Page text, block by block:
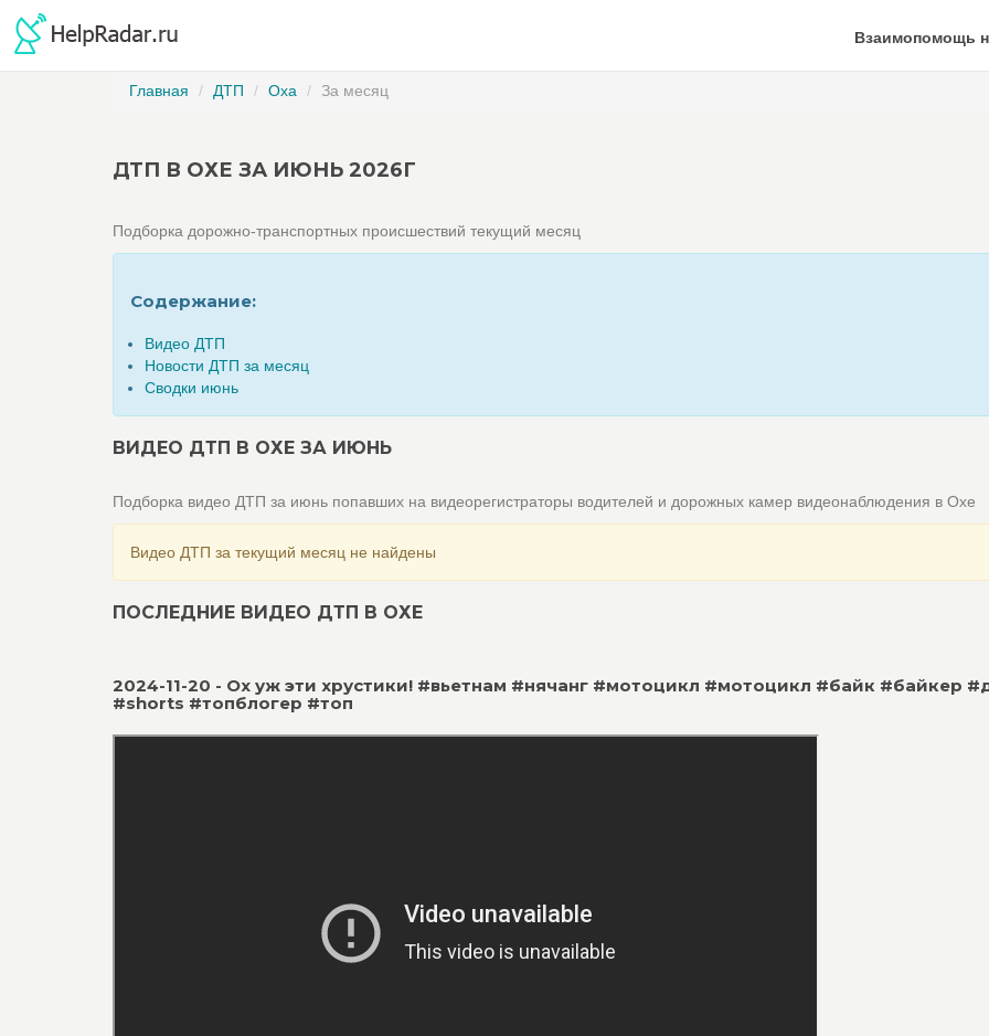
Взаимопомощь
Главная ДТП Оха За месяц
ДТП В ОХЕ ЗА ИЮНЬ 2026Г
Подборка дорожно-транспортных происшествий текущий месяц
Содержание:
Видео ДТП
Новости ДТП за месяц
Сводки июнь
ВИДЕО ДТП В ОХЕ ЗА ИЮНЬ
Подборка видео ДТП за июнь попавших на видеорегистраторы водителей и дорожных камер видеонаблюдения в Охе
Видео ДТП за текущий месяц не найдены
ПОСЛЕДНИЕ ВИДЕО ДТП В ОХЕ
2024-11-20 - Ох уж эти хрустики! #вьетнам #нячанг #мотоцикл #мотоцикл #байк #байкер
#shorts #топблогер #топ